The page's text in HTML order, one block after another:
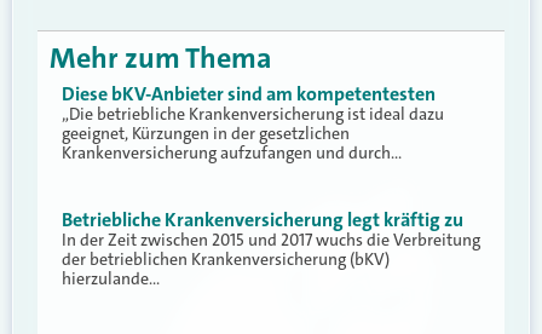
Mehr zum Thema
Diese bKV-Anbieter sind am kompetentesten
„Die betriebliche Krankenversicherung ist ideal dazu
geeignet, Kürzungen in der gesetzlichen
Krankenversicherung aufzufangen und durch…
Betriebliche Krankenversicherung legt kräftig zu
In der Zeit zwischen 2015 und 2017 wuchs die Verbreitung
der betrieblichen Krankenversicherung (bKV)
hierzulande…